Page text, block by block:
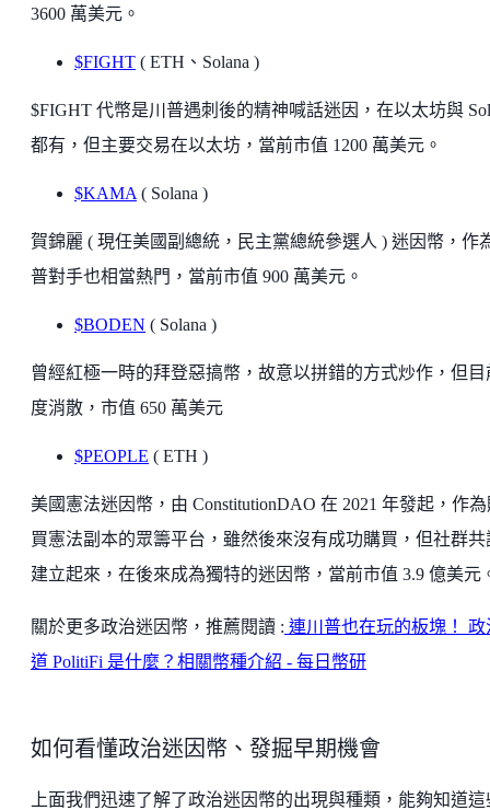
3600 萬美元。
$FIGHT ( ETH、Solana )
$FIGHT 代幣是川普遇刺後的精神喊話迷因，在以太坊與
都有，但主要交易在以太坊，當前市值 1200 萬美元。
$KAMA ( Solana )
賀錦麗 ( 現任美國副總統，民主黨總統參選人 ) 迷因幣，作
普對手也相當熱門，當前市值 900 萬美元。
$BODEN ( Solana )
曾經紅極一時的拜登惡搞幣，故意以拼錯的方式炒作，但目
度消散，市值 650 萬美元
$PEOPLE ( ETH )
美國憲法迷因幣，由 ConstitutionDAO 在 2021 年發起，作
買憲法副本的眾籌平台，雖然後來沒有成功購買，但社群共
建立起來，在後來成為獨特的迷因幣，當前市值 3.9 億美元
關於更多政治迷因幣，推薦閱讀 : 連川普也在玩的板塊！ 政
道 PolitiFi 是什麼？相關幣種介紹 - 每日幣研
如何看懂政治迷因幣、發掘早期機會
上面我們迅速了解了政治迷因幣的出現與種類，能夠知道這